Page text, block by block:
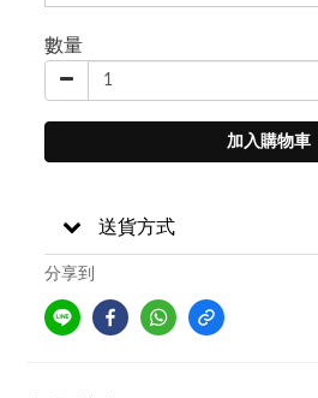
數量
加入購物車
送貨方式
分享到